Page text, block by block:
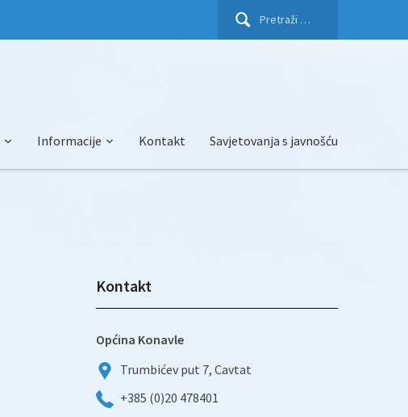
Pretraži:
Informacije Kontakt Savjetovanja s javnošću
Kontakt
Općina Konavle
Trumbićev put 7, Cavtat
+385 (0)20 478401